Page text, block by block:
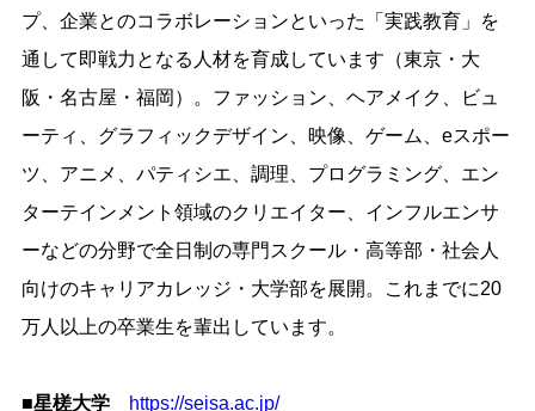
プ、企業とのコラボレーションといった「実践教育」を
通して即戦力となる人材を育成しています（東京・大
阪・名古屋・福岡）。ファッション、ヘアメイク、ビュ
ーティ、グラフィックデザイン、映像、ゲーム、eスポー
ツ、アニメ、パティシエ、調理、プログラミング、エン
ターテインメント領域のクリエイター、インフルエンサ
ーなどの分野で全日制の専門スクール・高等部・社会人
向けのキャリアカレッジ・大学部を展開。これまでに20
万人以上の卒業生を輩出しています。
■星槎大学
https://seisa.ac.jp/